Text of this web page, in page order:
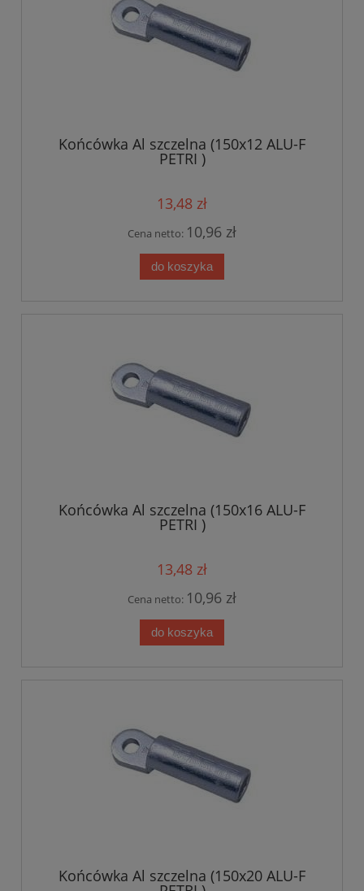
Końcówka Al szczelna (150x12 ALU-F
PETRI )
13,48 zł
Cena netto: 10,96 zł
do koszyka
Końcówka Al szczelna (150x16 ALU-F
PETRI )
13,48 zł
Cena netto: 10,96 zł
do koszyka
Końcówka Al szczelna (150x20 ALU-F